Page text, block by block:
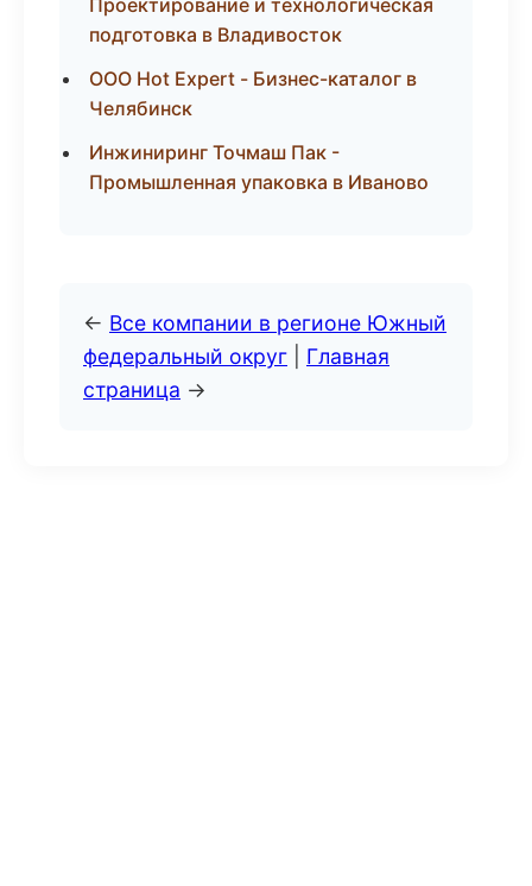
Проектирование и технологическая
подготовка в Владивосток
ООО Hot Expert - Бизнес-каталог в
Челябинск
Инжиниринг Точмаш Пак -
Промышленная упаковка в Иваново
← Все компании в регионе Южный
федеральный округ
Главная
страница →